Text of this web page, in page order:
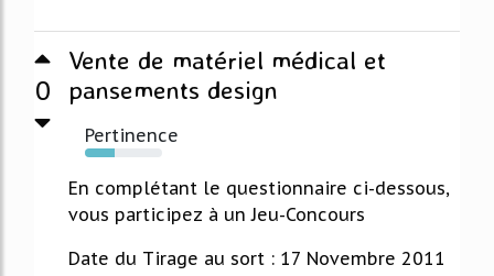
0
Vente de matériel médical et
pansements design
Pertinence
38%
En complétant le questionnaire ci-dessous,
vous participez à un Jeu-Concours
Date du Tirage au sort : 17 Novembre 2011